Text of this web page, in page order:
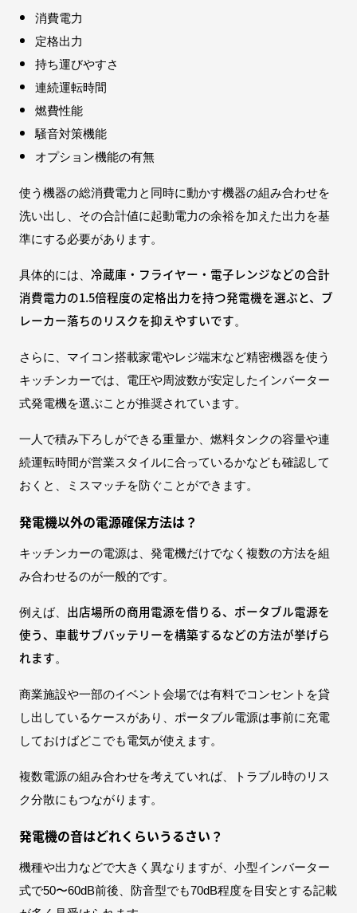
消費電力
定格出力
持ち運びやすさ
連続運転時間
燃費性能
騒音対策機能
オプション機能の有無
使う機器の総消費電力と同時に動かす機器の組み合わせを
洗い出し、その合計値に起動電力の余裕を加えた出力を基
準にする必要があります。
具体的には、 冷蔵庫・フライヤー・電子レンジなどの合計
消費電力の1.5倍程度の定格出力を持つ発電機を選ぶと、ブ
レーカー落ちのリスクを抑えやすいです。
さらに、マイコン搭載家電やレジ端末など精密機器を使う
キッチンカーでは、電圧や周波数が安定したインバーター
式発電機を選ぶことが推奨されています。
一人で積み下ろしができる重量か、燃料タンクの容量や連
続運転時間が営業スタイルに合っているかなども確認して
おくと、ミスマッチを防ぐことができます。
発電機以外の電源確保方法は？
キッチンカーの電源は、発電機だけでなく複数の方法を組
み合わせるのが一般的です。
例えば、 出店場所の商用電源を借りる、ポータブル電源を
使う、車載サブバッテリーを構築するなどの方法が挙げら
れます。
商業施設や一部のイベント会場では有料でコンセントを貸
し出しているケースがあり、ポータブル電源は事前に充電
しておけばどこでも電気が使えます。
複数電源の組み合わせを考えていれば、トラブル時のリス
ク分散にもつながります。
発電機の音はどれくらいうるさい？
機種や出力などで大きく異なりますが、小型インバーター
式で50〜60dB前後、防音型でも70dB程度を目安とする記載